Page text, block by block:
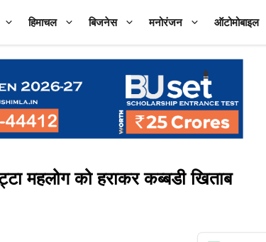
हिमाचल बिजनेस मनोरंजन ऑटोमोबाइल
को हराकर कब्बडी खिताब